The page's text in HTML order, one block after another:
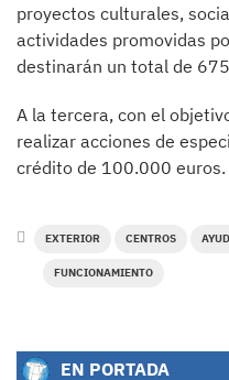
proyectos culturales,
actividades promovidas
destinarán un total de
A la tercera, con el
realizar acciones de
crédito de 100.000 euros.
EXTERIOR CENTROS
FUNCIONAMIENTO
EN PORTADA